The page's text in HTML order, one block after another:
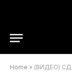
Home » (ВИДЕО) СДСМ: